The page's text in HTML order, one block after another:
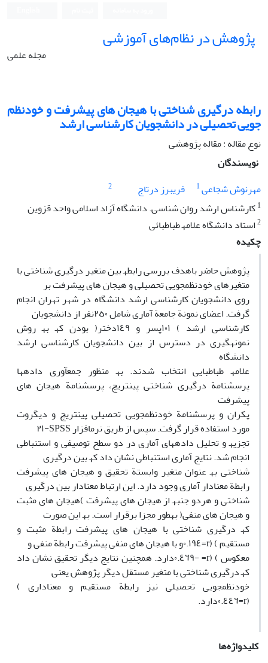
پژوهش در نظام‌های آموزشی
مجله علمی
رابطه درگیری شناختی با هیجان های پیشرفت و خودنظم
جویی تحصیلی در دانشجویان کارشناسی ارشد
نوع مقاله : مقاله پژوهشی
نویسندگان
مهرنوش شجاعی1 فریبرز درتاج
2
1کارشناس ارشد روان شناسی. دانشگاه آزاد اسلامی واحد قزوین
2استاد دانشگاه علامھ طباطبائی
چکیده
پژوھش حاضر باھدف بررسی رابطھ بین متغیر درگیری شناختی با
متغیرھای خودنظمجویی تحصیلی و ھیجان ھای پیشرفت بر
روی دانشجویان کارشناسی ارشد دانشگاه در شھر تھران انجام
گرفت. اعضای نمونة جامعة آماری شامل ٢٥٠نفر از دانشجویان
کارشناسی ارشد ) ١٠١پسر و ١٤٩دختر( بودن کھ بھ روش
نمونھگیری در دسترس از بین دانشجویان کارشناسی ارشد
دانشگاه
علامھ طباطبایی انتخاب شدند. بھ منظور جمعآوری دادهھا
پرسشنامة درگیری شناختی پینتریچ، پرسشنامة ھیجان ھای
پیشرفت
پکران و پرسشنامة خودنظمجویی تحصیلی پینتریچ و دیگروت
مورد استفاده قرار گرفت. سپس از طریق نرمافزارSPSS- ٢١
تجزیھ و تحلیل دادهھای آماری در دو سطح توصیفی و استنباطی
انجام شد. نتایج آماری استنباطی نشان داد کھ بین درگیری
شناختی بھ عنوان متغیر وابستة تحقیق و ھیجان ھای پیشرفت
رابطة معنادار آماری وجود دارد. این ارتباط معنادار بین درگیری
شناختی و ھردو جنبھ از ھیجان ھای پیشرفت )ھیجان ھای مثبت
و ھیجان ھای منفی( بھطور مجزا برقرار است. بھ این صورت
کھ درگیری شناختی با ھیجان ھای پیشرفت رابطة مثبت و
مستقیم) (r= ٠.١٩٤و با ھیجان ھای منفی پیشرفت رابطة منفی و
معکوس ) (r= -
٠.٤٦٩دارد. ھمچنین نتایج دیگر تحقیق نشان داد
کھ درگیری شناختی با متغیر مستقل دیگر پژوھش یعنی
خودنظمجویی تحصیلی نیز رابطة مستقیم و معناداری )
(r= ٠.٤٤٦دارد.
کلیدواژه‌ها